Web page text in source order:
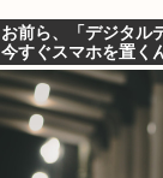
お前ら、「デジタル
今すぐスマホを置く